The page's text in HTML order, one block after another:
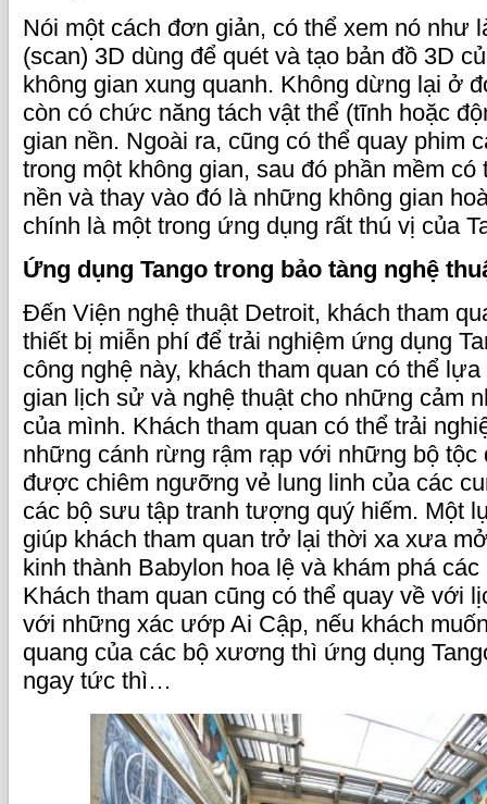
Nói một cách đơn giản, có thể xem nó như
(scan) 3D dùng để quét và tạo bản đồ 3D
không gian xung quanh. Không dừng lại ở
còn có chức năng tách vật thể (tĩnh hoặc
gian nền. Ngoài ra, cũng có thể quay phim
trong một không gian, sau đó phần mềm có
nền và thay vào đó là những không gian
chính là một trong ứng dụng rất thú vị của
Ứng dụng Tango trong bảo tàng nghệ
Đến Viện nghệ thuật Detroit, khách tham
thiết bị miễn phí để trải nghiệm ứng dụng
công nghệ này, khách tham quan có thể
gian lịch sử và nghệ thuật cho những cảm
của mình. Khách tham quan có thể trải
những cánh rừng rậm rạp với những bộ tộc
được chiêm ngưỡng vẻ lung linh của các
các bộ sưu tập tranh tượng quý hiếm. Một
giúp khách tham quan trở lại thời xa xưa
kinh thành Babylon hoa lệ và khám phá
Khách tham quan cũng có thể quay về với
với những xác ướp Ai Cập, nếu khách
quang của các bộ xương thì ứng dụng
ngay tức thì…